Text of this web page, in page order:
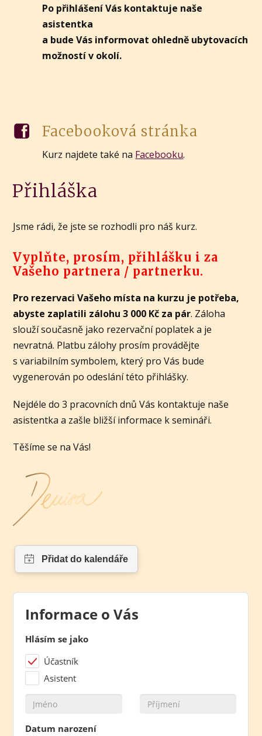
Po přihlášení Vás kontaktuje naše
asistentka
a bude Vás informovat ohledně ubytovacích
možností v okolí.
Facebooková stránka
Kurz najdete také na Facebooku.
Přihláška
Jsme rádi, že jste se rozhodli pro náš kurz.
Vyplňte, prosím, přihlášku i za
Vašeho partnera / partnerku.
Pro rezervaci Vašeho místa na kurzu je potřeba,
abyste zaplatili zálohu 3 000 Kč za pár. Záloha
slouží současně jako rezervační poplatek a je
nevratná. Platbu zálohy prosím provádějte
s variabilním symbolem, který pro Vás bude
vygenerován po odeslání této přihlášky.
Nejdéle do 3 pracovních dnů Vás kontaktuje naše
asistentka a zašle bližší informace k semináři.
Těšíme se na Vás!